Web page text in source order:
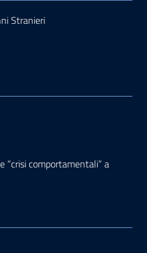
Stranieri
“crisi comportamentali” a